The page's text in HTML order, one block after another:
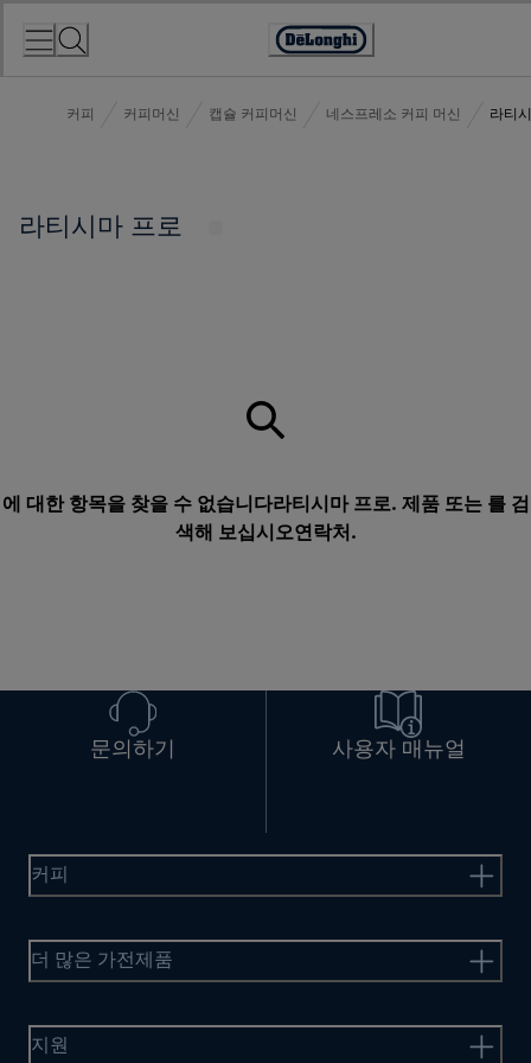
Accessibility
커피 커피머신 캡슐 커피머신 네스프레소 커피 머신 라티
라티시마 프로
에 대한 항목을 찾을 수 없습니다라티시마 프로. 제품 또는 를 검
색해 보십시오연락처 .
문의하기 사용자 매뉴얼
커피
더 많은 가전제품
지원